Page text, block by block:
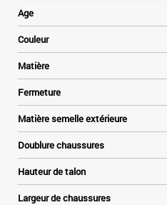
Age
Couleur
Matière
Fermeture
Matière semelle extérieure
Doublure chaussures
Hauteur de talon
Largeur de chaussures